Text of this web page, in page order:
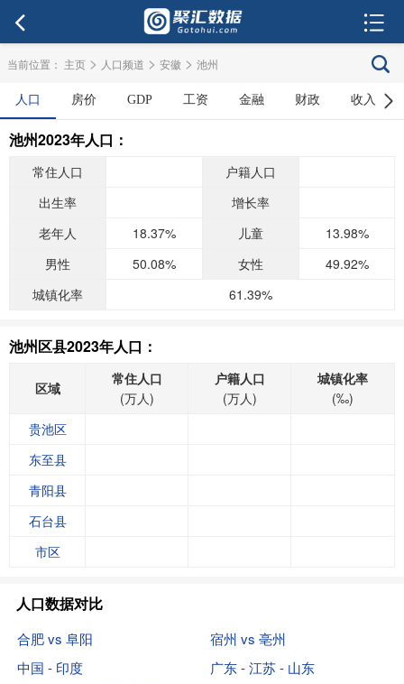
当前位置： 主页 > 人口频道 > 安徽 > 池州
人口 房价 GDP 工资 金融 财政 收入
池州2023年人口：
常住人口
户籍人口
出生率
增长率
老年人
18.37% 儿童
13.98%
男性
50.08% 女性
49.92%
城镇化率
61.39%
池州区县2023年人口：
区域
常住人口
(万人)
户籍人口
(万人)
城镇化率
(‰)
贵池区
东至县
青阳县
石台县
市区
人口数据对比
合肥 vs 阜阳
宿州 vs 亳州
中国 - 印度
广东 - 江苏 - 山东